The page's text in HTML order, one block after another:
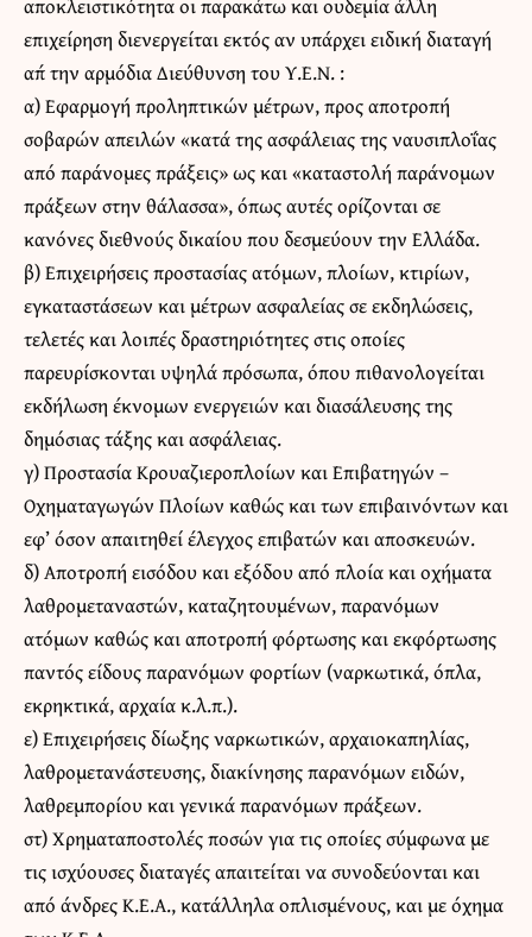
επιχείρηση διενεργείται εκτός αν υπάρχει ειδική διαταγή
απ΄ την αρμόδια Διεύθυνση του Υ.Ε.Ν. :
α) Εφαρμογή προληπτικών μέτρων, προς αποτροπή
σοβαρών απειλών «κατά της ασφάλειας της ναυσιπλοΐας
από παράνομες πράξεις» ως και «καταστολή παράνομων
πράξεων στην θάλασσα», όπως αυτές ορίζονται σε
κανόνες διεθνούς δικαίου που δεσμεύουν την Ελλάδα.
β) Επιχειρήσεις προστασίας ατόμων, πλοίων, κτιρίων,
εγκαταστάσεων και μέτρων ασφαλείας σε εκδηλώσεις,
τελετές και λοιπές δραστηριότητες στις οποίες
παρευρίσκονται υψηλά πρόσωπα, όπου πιθανολογείται
εκδήλωση έκνομων ενεργειών και διασάλευσης της
δημόσιας τάξης και ασφάλειας.
γ) Προστασία Κρουαζιεροπλοίων και Επιβατηγών –
Οχηματαγωγών Πλοίων καθώς και των επιβαινόντων και
εφ’ όσον απαιτηθεί έλεγχος επιβατών και αποσκευών.
δ) Αποτροπή εισόδου και εξόδου από πλοία και οχήματα
λαθρομεταναστών, καταζητουμένων, παρανόμων
ατόμων καθώς και αποτροπή φόρτωσης και εκφόρτωσης
παντός είδους παρανόμων φορτίων (ναρκωτικά, όπλα,
εκρηκτικά, αρχαία κ.λ.π.).
ε) Επιχειρήσεις δίωξης ναρκωτικών, αρχαιοκαπηλίας,
λαθρομετανάστευσης, διακίνησης παρανόμων ειδών,
λαθρεμπορίου και γενικά παρανόμων πράξεων.
στ) Χρηματαποστολές ποσών για τις οποίες σύμφωνα με
τις ισχύουσες διαταγές απαιτείται να συνοδεύονται και
από άνδρες Κ.Ε.Α., κατάλληλα οπλισμένους, και με όχημα